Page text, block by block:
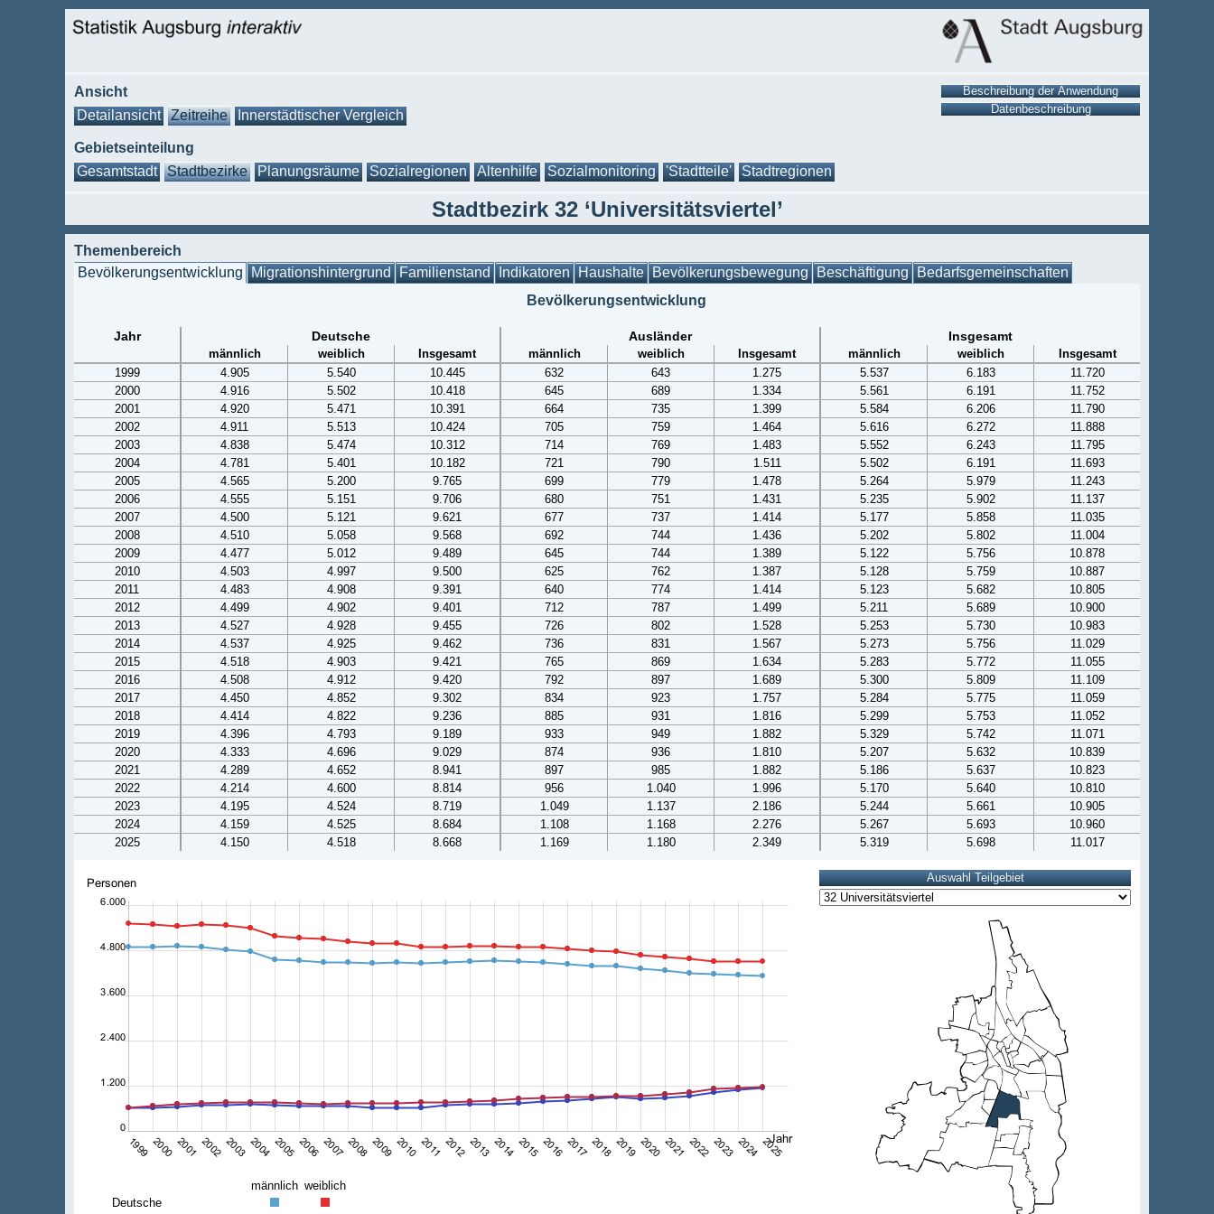
Ansicht
Detailansicht
Zeitreihe Innerstädtischer Vergleich
Gebietseinteilung
Gesamtstadt
Stadtbezirke Planungsräume Sozialregionen Altenhilfe Sozialmonitoring 'Stadtteile' Stadtregionen
Stadtbezirk 32 ‘Universitätsviertel’
Themenbereich
Bevölkerungsentwicklung Migrationshintergrund Familienstand Indikatoren Haushalte Bevölkerungsbewegung Beschäftigung Bedarfsgemeinschaften
Bevölkerungsentwicklung
Jahr Deutsche Ausländer Insgesamt
männlich weiblich Insgesamt männlich weiblich Insgesamt männlich weiblich
Insgesamt
1999
4.905 5.540 10.445 632 643 1.275 5.537 6.183
11.720
2000
4.916 5.502 10.418 645 689 1.334 5.561 6.191
11.752
2001
4.920 5.471 10.391 664 735 1.399 5.584 6.206
11.790
2002
4.911 5.513 10.424 705 759 1.464 5.616 6.272
11.888
2003
4.838 5.474 10.312 714 769 1.483 5.552 6.243
11.795
2004
4.781 5.401 10.182 721 790 1.511 5.502 6.191
11.693
2005
4.565 5.200 9.765 699 779 1.478 5.264 5.979
11.243
2006
4.555 5.151 9.706 680 751 1.431 5.235 5.902
11.137
2007
4.500 5.121 9.621 677 737 1.414 5.177 5.858
11.035
2008
4.510 5.058 9.568 692 744 1.436 5.202 5.802
11.004
2009
4.477 5.012 9.489 645 744 1.389 5.122 5.756
10.878
2010
4.503 4.997 9.500 625 762 1.387 5.128 5.759
10.887
2011
4.483 4.908 9.391 640 774 1.414 5.123 5.682
10.805
2012
4.499 4.902 9.401 712 787 1.499 5.211 5.689
10.900
2013
4.527 4.928 9.455 726 802 1.528 5.253 5.730
10.983
2014
4.537 4.925 9.462 736 831 1.567 5.273 5.756
11.029
2015
4.518 4.903 9.421 765 869 1.634 5.283 5.772
11.055
2016
4.508 4.912 9.420 792 897 1.689 5.300 5.809
11.109
2017
4.450 4.852 9.302 834 923 1.757 5.284 5.775
11.059
2018
4.414 4.822 9.236 885 931 1.816 5.299 5.753
11.052
2019
4.396 4.793 9.189 933 949 1.882 5.329 5.742
11.071
2020
4.333 4.696 9.029 874 936 1.810 5.207 5.632
10.839
2021
4.289 4.652 8.941 897 985 1.882 5.186 5.637
10.823
2022
4.214 4.600 8.814 956 1.040 1.996 5.170 5.640
10.810
2023
4.195 4.524 8.719 1.049 1.137 2.186 5.244 5.661
10.905
2024
4.159 4.525 8.684 1.108 1.168 2.276 5.267 5.693
10.960
2025
4.150 4.518 8.668 1.169 1.180 2.349 5.319 5.698 11.017
männlich weiblich
Deutsche